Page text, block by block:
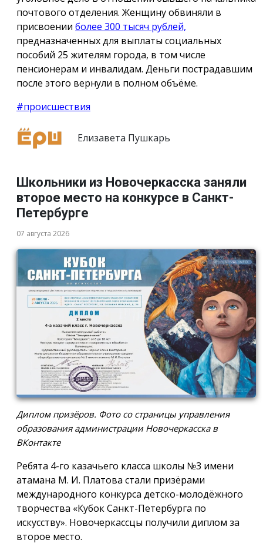
почтового отделения. Женщину обвиняли в
присвоении более 300 тысяч рублей,
предназначенных для выплаты социальных
пособий 25 жителям города, в том числе
пенсионерам и инвалидам. Деньги пострадавшим
после этого вернули в полном объёме.
#происшествия
Елизавета Пушкарь
Школьники из Новочеркасска заняли
второе место на конкурсе в Санкт-
Петербурге
07 августа 2026
Диплом призёров. Фото со страницы управления
образования администрации Новочеркасска в
ВКонтакте
Ребята 4-го казачьего класса школы №3 имени
атамана М. И. Платова стали призёрами
международного конкурса детско-молодёжного
творчества «Кубок Санкт-Петербурга по
искусству». Новочеркассцы получили диплом за
второе место.